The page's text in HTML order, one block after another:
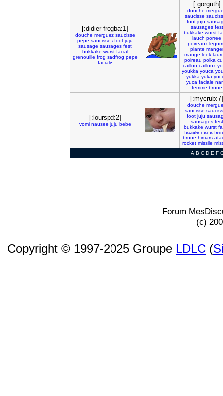
[:didier frogba:1]
douche merguez saucisse
pepe saucisses foot juju
sausage sausages fest
bukkake wurst facial
grenouille frog sadfrog pepe
faciale
[:gorguth]
douche
saucisse
foot juju
sausages fest
bukkake wurst
lauch porree
poireaux
plante manger
mange leek
poireau polka
caillou cailloux
youkka youca
yukka yuka
yuca faciale
femme brune
[:lourspd:2]
vomi nausee juju bebe
[:mycrub:7]
douche
saucisse
foot juju
sausages fest
bukkake wurst
faciale nana
brune himars
rocket missile
A B C D E F
Forum
(c)
Copyright © 1997-2025 Groupe LDLC (